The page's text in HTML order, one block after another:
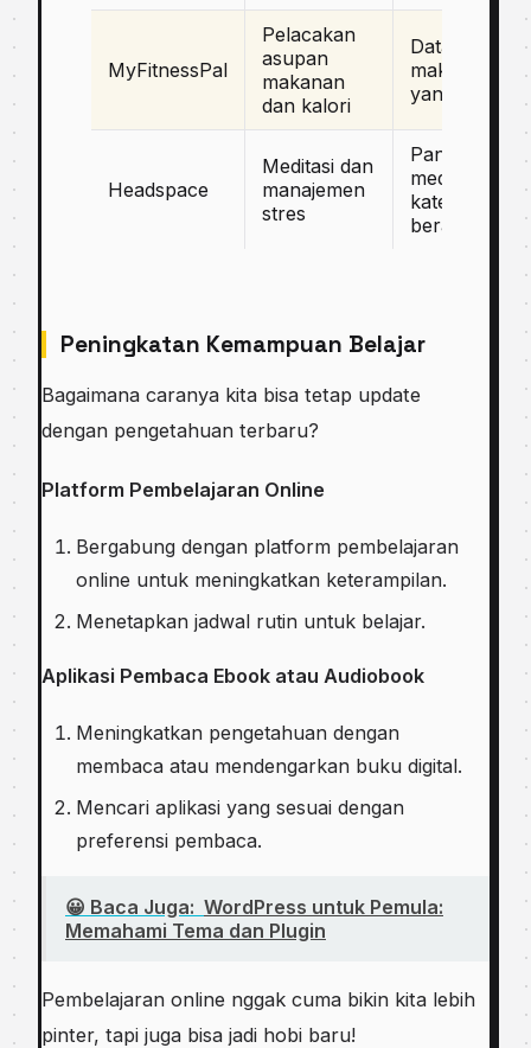
MyFitnessPal
Pelacakan
asupan
makanan
dan kalori
Database
makanan
yang luas
Headspace
Meditasi dan
manajemen
stres
Panduan
meditasi dan
kategori
beragam
Peningkatan Kemampuan Belajar
Bagaimana caranya kita bisa tetap update
dengan pengetahuan terbaru?
Platform Pembelajaran Online
Bergabung dengan platform pembelajaran
online untuk meningkatkan keterampilan.
Menetapkan jadwal rutin untuk belajar.
Aplikasi Pembaca Ebook atau Audiobook
Meningkatkan pengetahuan dengan
membaca atau mendengarkan buku digital.
Mencari aplikasi yang sesuai dengan
preferensi pembaca.
😀 Baca Juga: WordPress untuk Pemula:
Memahami Tema dan Plugin
Pembelajaran online nggak cuma bikin kita lebih
pinter, tapi juga bisa jadi hobi baru!